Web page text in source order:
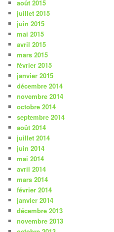
août 2015
juillet 2015
juin 2015
mai 2015
avril 2015
mars 2015
février 2015
janvier 2015
décembre 2014
novembre 2014
octobre 2014
septembre 2014
août 2014
juillet 2014
juin 2014
mai 2014
avril 2014
mars 2014
février 2014
janvier 2014
décembre 2013
novembre 2013